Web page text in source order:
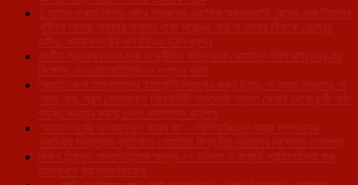
৫ মাসের বকেয়া বিলের জেরে সাব্রুমের একাধিক অঙ্গনওয়াড়ি কেন্দ্রে বন্ধ শিশুদের
পুষ্টিকর আহার, সরকারি অনুদান থাকা সত্ত্বেও অর্থ না মেলায় বিপাকে কেন্দ্রের
কর্মীরা, খাদ্যসামগ্রীর মান নিয়েও উঠল প্রশ্ন
জাতীয় সড়কের বেহাল দশা ও দুর্নীতির অভিযোগে খোয়াইতে সিপিআই(এম)-এর
বিক্ষোভ, এনএইচআইডিসিএল দপ্তরে ধরনা
খোয়াই জেলা হাসপাতালের ইমার্জেন্সি বিভাগের করুণ চিত্র, না আছে ডাক্তার, না
আছে নার্স, স্বল্প বেতনভূক্ত সিকিউরিটি গার্ডদেরই ‘জুতো সেলাই থেকে চন্ডী পাঠ’
পর্যন্ত ব্যবহার করছে জেলা হাসপাতাল কর্তৃপক্ষ
‘সনাতন ধর্মের অপমানে চুপ থাকব না’ – সিপিআই(এম) রাজ্য সম্পাদকের
কুরুচিকর মন্তব্যের প্রতিবাদে খোয়াইয়ে বিশ্ব হিন্দু পরিষদের বিক্ষোভে তোলপাড়
দক্ষিণ ত্রিপুরা জেলাভিত্তিক অনূর্ধ্ব-১৭ ভলিবল ও কাবাডি প্রতিযোগিতা শুরু,
উদ্বোধনে প্রাক্তন বিধায়ক